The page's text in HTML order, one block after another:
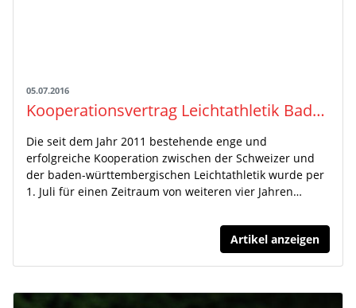
05.07.2016
Kooperationsvertrag Leichtathletik Baden-Württemberg / swiss-athletics verlängert
Die seit dem Jahr 2011 bestehende enge und
erfolgreiche Kooperation zwischen der Schweizer und
der baden-württembergischen Leichtathletik wurde per
1. Juli für einen Zeitraum von weiteren vier Jahren…
Artikel anzeigen